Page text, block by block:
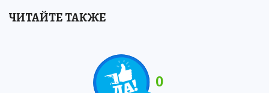
ЧИТАЙТЕ ТАКЖЕ
0